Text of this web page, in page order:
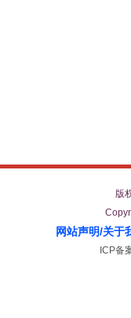
版
网站声明/关于
ICP备